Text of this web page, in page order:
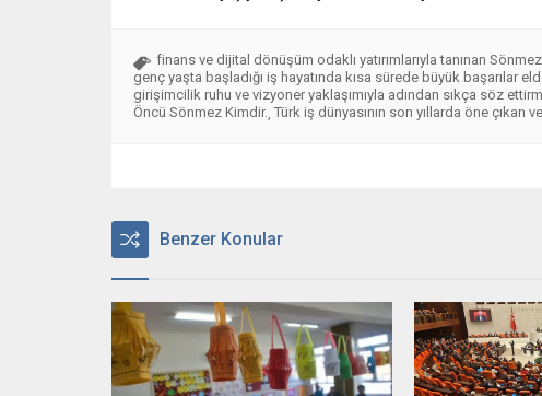
finans ve dijital dönüşüm odaklı yatırımlarıyla tanınan Sönmez
genç yaşta başladığı iş hayatında kısa sürede büyük başarılar
girişimcilik ruhu ve vizyoner yaklaşımıyla adından sıkça söz
Öncü Sönmez Kimdir. Türk iş dünyasının son yıllarda öne
Benzer Konular